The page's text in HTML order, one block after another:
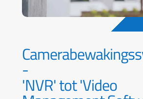
-
'NVR' tot 'Video